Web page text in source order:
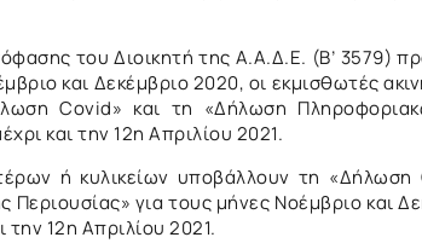
του Διοικητή της Α.Α.Δ.Ε. (Β’ 3579)
και Δεκέμβριο 2020, οι εκμισθωτές
Covid» και τη «Δήλωση
και την 12η Απριλίου 2021.
ή κυλικείων υποβάλλουν τη «Δήλωση
για τους μήνες Νοέμβριο και
12η Απριλίου 2021.